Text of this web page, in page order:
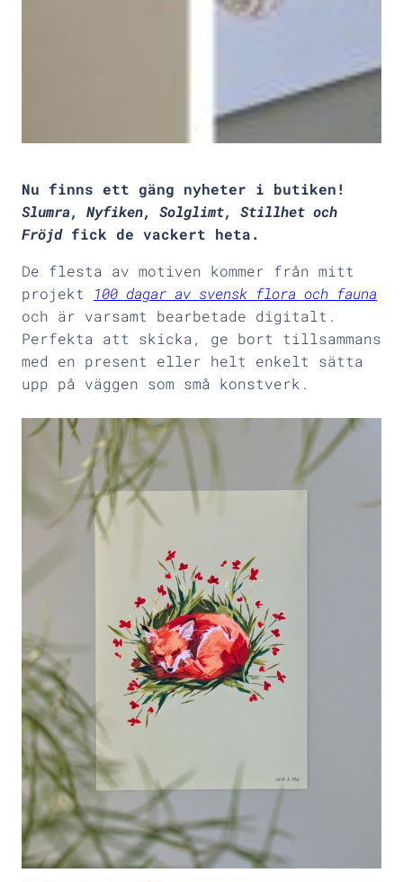
Nu finns ett gäng nyheter i butiken!
Slumra, Nyfiken, Solglimt, Stillhet och
Fröjdfick de vackert heta.
De flesta av motiven kommer från mitt
projekt 100 dagar av svensk flora och fauna
och är varsamt bearbetade digitalt.
Perfekta att skicka, ge bort tillsammans
med en present eller helt enkelt sätta
upp på väggen som små konstverk.